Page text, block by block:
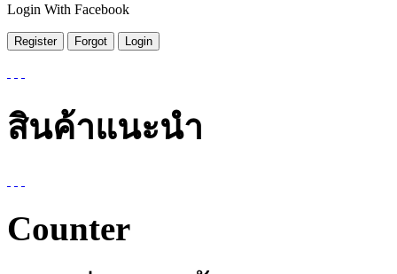
Login With Facebook
สินค้าแนะนำ
Counter